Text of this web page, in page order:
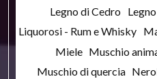
Legno di Cedro
Liquorosi - Rum e Whisky
Miele Muschio
Muschio di quercia